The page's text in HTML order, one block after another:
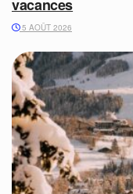
vacances
5 AOÛT 2026